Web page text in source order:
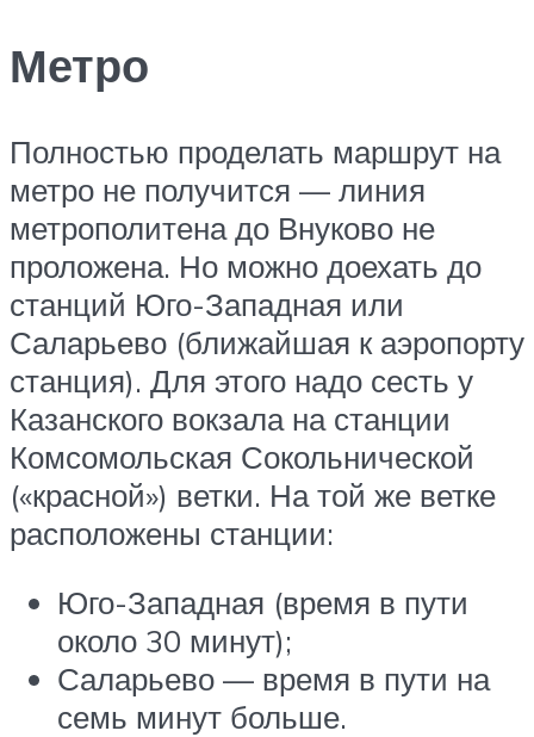
Метро
Полностью проделать маршрут на
метро не получится — линия
метрополитена до Внуково не
проложена. Но можно доехать до
станций Юго-Западная или
Саларьево (ближайшая к аэропорту
станция). Для этого надо сесть у
Казанского вокзала на станции
Комсомольская Сокольнической
(«красной») ветки. На той же ветке
расположены станции:
Юго-Западная (время в пути
около 30 минут);
Саларьево — время в пути на
семь минут больше.